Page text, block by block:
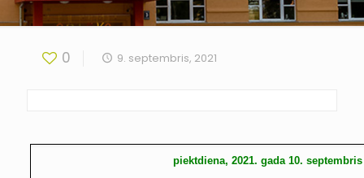
0 9. septembris, 2021
piektdiena, 2021. gada 10. septembris